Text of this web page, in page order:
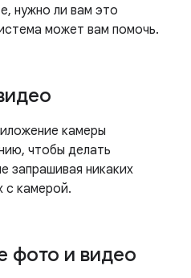
нужно ли вам это
может вам помочь.
камеры
чтобы делать
запрашивая никаких
с камерой.
фото и видео